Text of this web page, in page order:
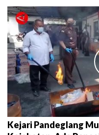
Kejari Pandeglang